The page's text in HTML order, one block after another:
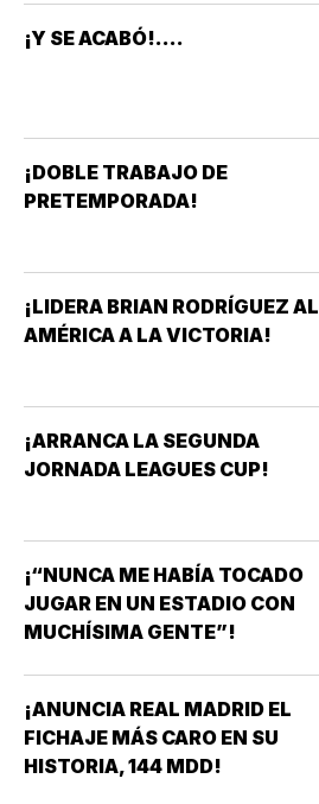
¡Y SE ACABÓ!....
¡DOBLE TRABAJO DE
PRETEMPORADA!
¡LIDERA BRIAN RODRÍGUEZ AL
AMÉRICA A LA VICTORIA!
¡ARRANCA LA SEGUNDA
JORNADA LEAGUES CUP!
¡“NUNCA ME HABÍA TOCADO
JUGAR EN UN ESTADIO CON
MUCHÍSIMA GENTE”!
¡ANUNCIA REAL MADRID EL
FICHAJE MÁS CARO EN SU
HISTORIA, 144 MDD!